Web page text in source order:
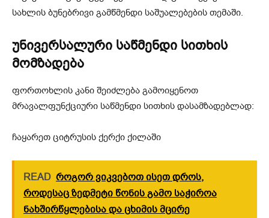
სახლის ბუნებრივი გამწმენდი საშუალებების თემაში.
უნივერსალური საწმენდი სითხის
მომზადება
ფორთოხლის კანი შეიძლება გამოიყენოთ
მრავალფუნქციური საწმენდი სითხის დასამზადებლად:
ჩაყარეთ ციტრუსის ქერქი ქილაში
READ როგორ ვიკვებოთ ისეთ დროს,
როდესაც ზედმეტი წონის გამო საჭიროა
ნახშირწყლებისა და ცხიმის მცირე